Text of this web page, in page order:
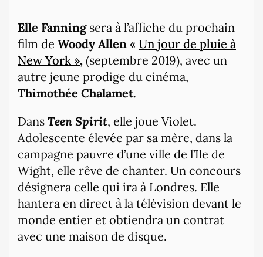
Elle Fanningsera à l’affiche du prochain
film de Woody Allen « Un jour de pluie à
New York », (septembre 2019), avec un
autre jeune prodige du cinéma,
Thimothée Chalamet.
Dans Teen Spirit, elle joue Violet.
Adolescente élevée par sa mère, dans la
campagne pauvre d’une ville de l’Ile de
Wight, elle rêve de chanter. Un concours
désignera celle qui ira à Londres. Elle
hantera en direct à la télévision devant le
monde entier et obtiendra un contrat
avec une maison de disque.